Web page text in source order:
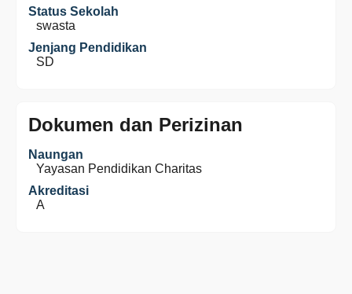
Status Sekolah
swasta
Jenjang Pendidikan
SD
Dokumen dan Perizinan
Naungan
Yayasan Pendidikan Charitas
Akreditasi
A